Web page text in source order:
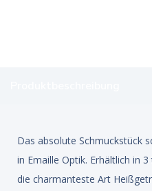
Das absolute Schmuckstück
in Emaille Optik. Erhältlich in
die charmanteste Art